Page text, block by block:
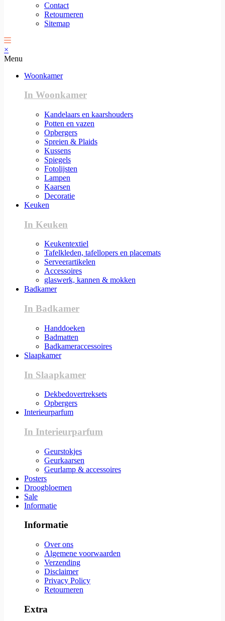
Contact
Retourneren
Sitemap
×
Menu
Woonkamer
In Woonkamer
Kandelaars en kaarshouders
Potten en vazen
Opbergers
Spreien & Plaids
Kussens
Spiegels
Fotolijsten
Lampen
Kaarsen
Decoratie
Keuken
In Keuken
Keukentextiel
Tafelkleden, tafellopers en placemats
Serveerartikelen
Accessoires
glaswerk, kannen & mokken
Badkamer
In Badkamer
Handdoeken
Badmatten
Badkameraccessoires
Slaapkamer
In Slaapkamer
Dekbedovertreksets
Opbergers
Interieurparfum
In Interieurparfum
Geurstokjes
Geurkaarsen
Geurlamp & accessoires
Posters
Droogbloemen
Sale
Informatie
Informatie
Over ons
Algemene voorwaarden
Verzending
Disclaimer
Privacy Policy
Retourneren
Extra